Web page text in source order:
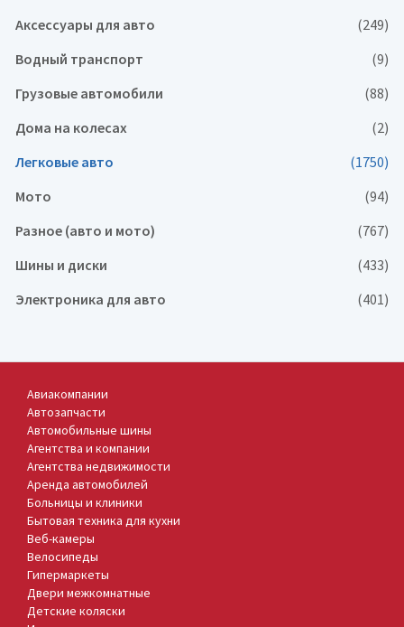
Аксессуары для авто
(249)
Водный транспорт
(9)
Грузовые автомобили
(88)
Дома на колесах
(2)
Легковые авто
(1750)
Мото
(94)
Разное (авто и мото)
(767)
Шины и диски
(433)
Электроника для авто
(401)
Авиакомпании
Автозапчасти
Автомобильные шины
Агентства и компании
Агентства недвижимости
Аренда автомобилей
Больницы и клиники
Бытовая техника для кухни
Веб-камеры
Велосипеды
Гипермаркеты
Двери межкомнатные
Детские коляски